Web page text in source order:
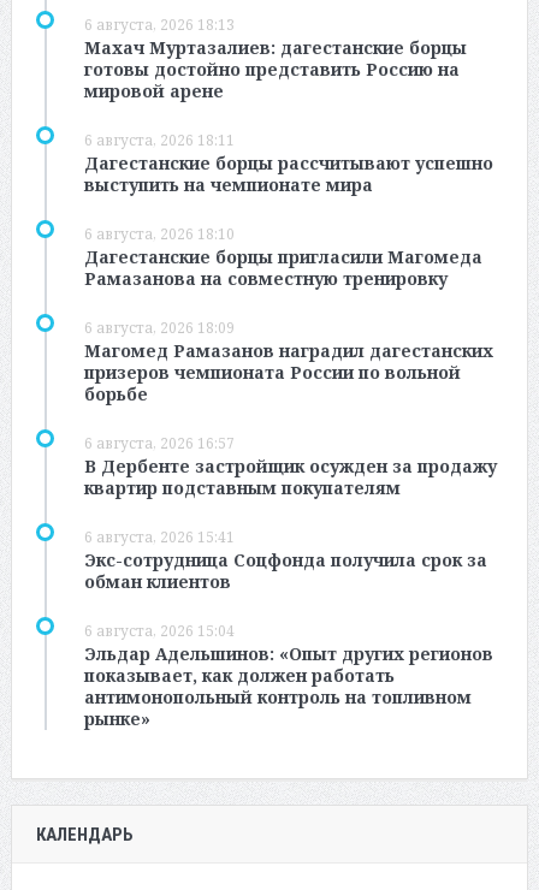
6 августа, 2026 18:13
Махач Муртазалиев: дагестанские борцы
готовы достойно представить Россию на
мировой арене
6 августа, 2026 18:11
Дагестанские борцы рассчитывают успешно
выступить на чемпионате мира
6 августа, 2026 18:10
Дагестанские борцы пригласили Магомеда
Рамазанова на совместную тренировку
6 августа, 2026 18:09
Магомед Рамазанов наградил дагестанских
призеров чемпионата России по вольной
борьбе
6 августа, 2026 16:57
В Дербенте застройщик осужден за продажу
квартир подставным покупателям
6 августа, 2026 15:41
Экс-сотрудница Соцфонда получила срок за
обман клиентов
6 августа, 2026 15:04
Эльдар Адельшинов: «Опыт других регионов
показывает, как должен работать
антимонопольный контроль на топливном
рынке»
КАЛЕНДАРЬ